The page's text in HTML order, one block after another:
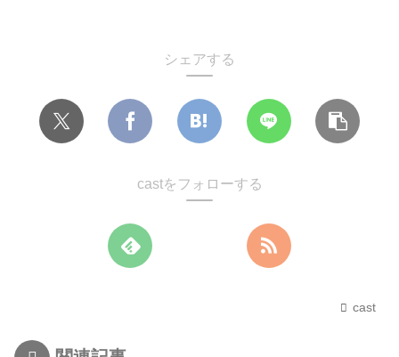
シェアする
castをフォローする
cast